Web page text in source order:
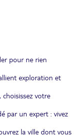
pour ne rien
exploration et
votre
par un expert : vivez
la ville dont vous